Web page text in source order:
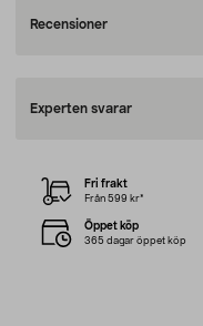
Recensioner
Experten svarar
Fri frakt
Från 599 kr*
Öppet köp
365 dagar öppet köp